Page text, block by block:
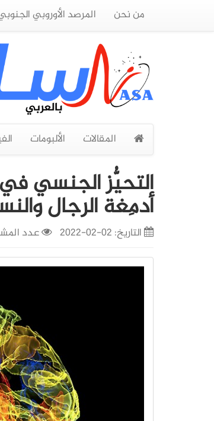
من نحن المرصد الأوروبي
المقالات الألبومات
التحيُّز الجنسي
أدمِغة الرجال
التاريخ: 02-02-2022 عدد